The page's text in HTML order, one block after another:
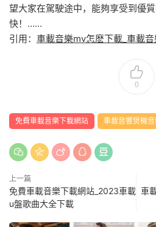
望大家在駕駛途中，能夠享受到優
快！……
引用： 車載音樂mv怎麽下載_車載
0
免費車載音樂下載網站 車載音響煲機
上一篇
免費車載音樂下載網站_2023車載
u盤歌曲大全下載
車